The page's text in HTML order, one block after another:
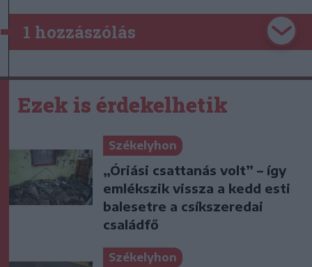
1 hozzászólás
Ezek is érdekelhetik
Székelyhon
„Óriási csattanás volt” – így
emlékszik vissza a kedd esti
balesetre a csíkszeredai
családfő
Székelyhon